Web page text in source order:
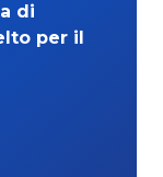
di
per il